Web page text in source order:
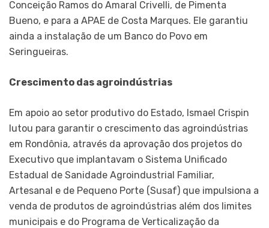
Conceição Ramos do Amaral Crivelli, de Pimenta
Bueno, e para a APAE de Costa Marques. Ele garantiu
ainda a instalação de um Banco do Povo em
Seringueiras.
Crescimento das agroindústrias
Em apoio ao setor produtivo do Estado, Ismael Crispin
lutou para garantir o crescimento das agroindústrias
em Rondônia, através da aprovação dos projetos do
Executivo que implantavam o Sistema Unificado
Estadual de Sanidade Agroindustrial Familiar,
Artesanal e de Pequeno Porte (Susaf) que impulsiona a
venda de produtos de agroindústrias além dos limites
municipais e do Programa de Verticalização da